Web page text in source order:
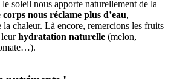
le soleil nous apporte naturellement de la
corps nous réclame plus d’eau,
la chaleur. Là encore, remercions les fruits
leurhydratation naturelle (melon,